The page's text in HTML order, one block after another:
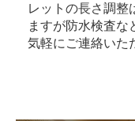
レットの長さ調整
ますが防水検査な
気軽にご連絡いた